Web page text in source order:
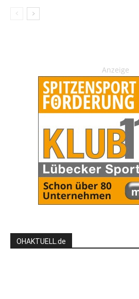
Anzeige
OHAKTUELL.de